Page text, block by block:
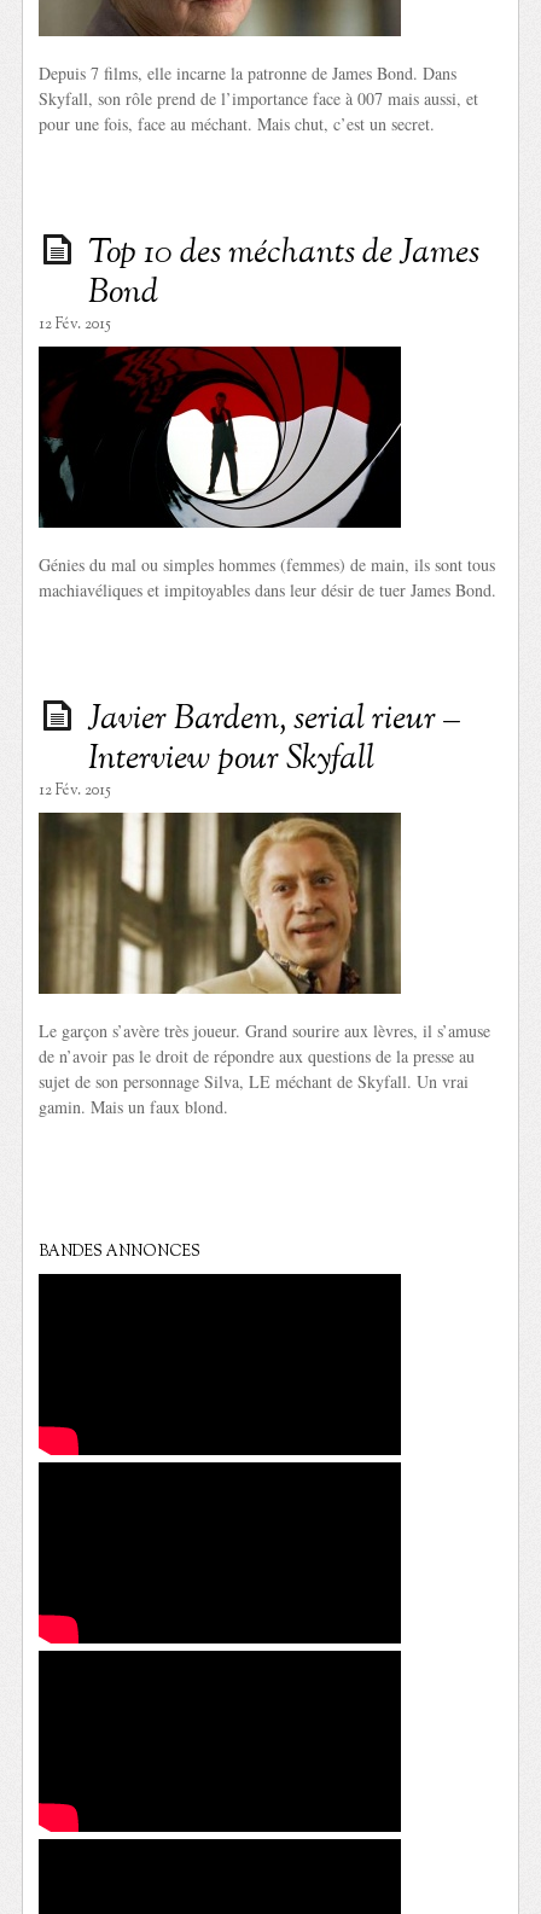
Depuis 7 films, elle incarne la patronne de James Bond. Dans
Skyfall, son rôle prend de l’importance face à 007 mais aussi, et
pour une fois, face au méchant. Mais chut, c’est un secret.
Top 10 des méchants de James
Bond
12 Fév. 2015
Génies du mal ou simples hommes (femmes) de main, ils sont tous
machiavéliques et impitoyables dans leur désir de tuer James Bond.
Javier Bardem, serial rieur –
Interview pour Skyfall
12 Fév. 2015
Le garçon s’avère très joueur. Grand sourire aux lèvres, il s’amuse
de n’avoir pas le droit de répondre aux questions de la presse au
sujet de son personnage Silva, LE méchant de Skyfall. Un vrai
gamin. Mais un faux blond.
BANDES ANNONCES